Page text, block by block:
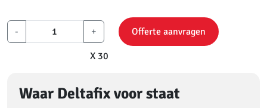
- +
X 30
Offerte aanvragen
Waar Deltafix voor staat